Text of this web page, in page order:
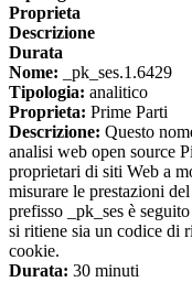
Proprieta
Descrizione
Durata
Nome: _pk_ses.1.6429
Tipologia: analitico
Proprieta: Prime Parti
Descrizione: Questo
analisi web open source
proprietari di siti Web a
misurare le prestazioni
prefisso _pk_ses è
si ritiene sia un codice di
cookie.
Durata: 30 minuti